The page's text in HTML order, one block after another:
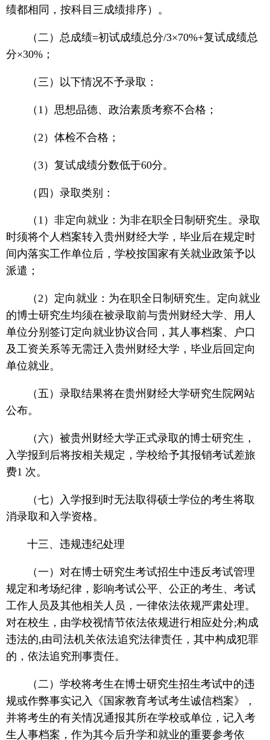
绩都相同，按科目三成绩排序）。
（二）总成绩=初试成绩总分/3×70%+复试成绩总
分×30%；
（三）以下情况不予录取：
（1）思想品德、政治素质考察不合格；
（2）体检不合格；
（3）复试成绩分数低于60分。
（四）录取类别：
（1）非定向就业：为非在职全日制研究生。录取
时须将个人档案转入贵州财经大学，毕业后在规定时
间内落实工作单位后，学校按国家有关就业政策予以
派遣；
（2）定向就业：为在职全日制研究生。定向就业
的博士研究生均须在被录取前与贵州财经大学、用人
单位分别签订定向就业协议合同，其人事档案、户口
及工资关系等无需迁入贵州财经大学，毕业后回定向
单位就业。
（五）录取结果将在贵州财经大学研究生院网站
公布。
（六）被贵州财经大学正式录取的博士研究生，
入学报到后将按相关规定，学校给予其报销考试差旅
费1 次。
（七）入学报到时无法取得硕士学位的考生将取
消录取和入学资格。
十三、违规违纪处理
（一）对在博士研究生考试招生中违反考试管理
规定和考场纪律，影响考试公平、公正的考生、考试
工作人员及其他相关人员，一律依法依规严肃处理。
对在校生，由学校视情节依法依规进行相应处分;构成
违法的,由司法机关依法追究法律责任，其中构成犯罪
的，依法追究刑事责任。
（二）学校将考生在博士研究生招生考试中的违
规或作弊事实记入《国家教育考试考生诚信档案》，
并将考生的有关情况通报其所在学校或单位，记入考
生人事档案，作为其今后升学和就业的重要参考依